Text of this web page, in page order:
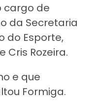
cargo de
da Secretaria
do Esporte,
Rozeira.
e que
Formiga.